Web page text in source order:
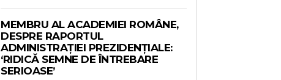
MEMBRU AL ACADEMIEI ROMÂNE,
DESPRE RAPORTUL
ADMINISTRAȚIEI PREZIDENȚIALE:
‘RIDICĂ SEMNE DE ÎNTREBARE
SERIOASE’